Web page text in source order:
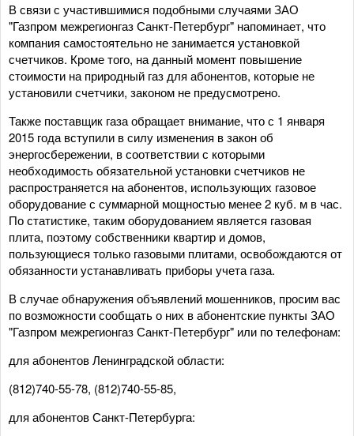
В связи с участившимися подобными случаями ЗАО
"Газпром межрегионгаз Санкт-Петербург" напоминает, что
компания самостоятельно не занимается установкой
счетчиков. Кроме того, на данный момент повышение
стоимости на природный газ для абонентов, которые не
установили счетчики, законом не предусмотрено.
Также поставщик газа обращает внимание, что с 1 января
2015 года вступили в силу изменения в закон об
энергосбережении, в соответствии с которыми
необходимость обязательной установки счетчиков не
распространяется на абонентов, использующих газовое
оборудование с суммарной мощностью менее 2 куб. м в час.
По статистике, таким оборудованием является газовая
плита, поэтому собственники квартир и домов,
пользующиеся только газовыми плитами, освобождаются от
обязанности устанавливать приборы учета газа.
В случае обнаружения объявлений мошенников, просим вас
по возможности сообщать о них в абонентские пункты ЗАО
"Газпром межрегионгаз Санкт-Петербург" или по телефонам:
для абонентов Ленинградской области:
(812)740-55-78, (812)740-55-85,
для абонентов Санкт-Петербурга: